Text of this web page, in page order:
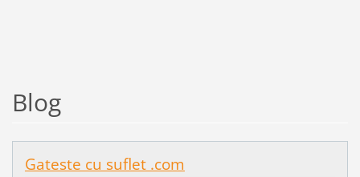
Blog
Gateste cu suflet .com